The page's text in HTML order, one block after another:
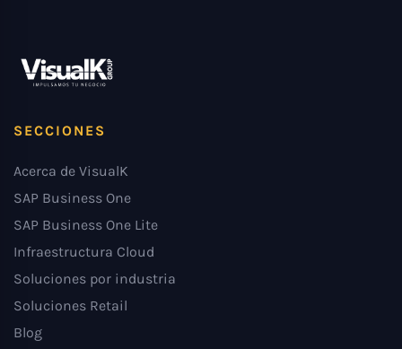
SECCIONES
Acerca de VisualK
SAP Business One
SAP Business One Lite
Infraestructura Cloud
Soluciones por industria
Soluciones Retail
Blog